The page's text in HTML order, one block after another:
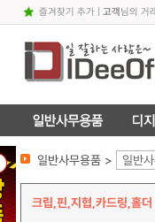
즐겨찾기 추가| 고객님의 거
일반사무용품 > 일반
크립,핀,지협,카드링,홀더